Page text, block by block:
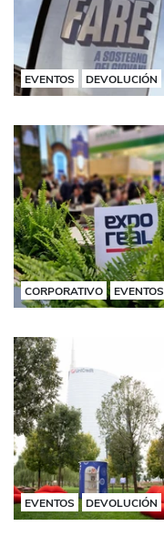
EVENTOS DEVOLUCIÓN
CORPORATIVO EVENTOS
EVENTOS DEVOLUCIÓN